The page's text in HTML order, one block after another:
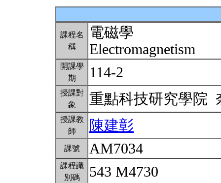
課程名
稱
電磁學
Electromagnetism
開課學
期
114-2
授課對
象
重點科技研究學院
授課教
師
陳建彰
課號 AM7034
課程識
別碼
543 M4730